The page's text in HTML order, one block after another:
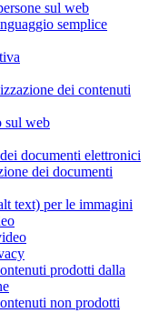
sul web
semplice
dei contenuti
sul web
documenti elettronici
dei documenti
text) per le immagini
prodotti dalla
non prodotti